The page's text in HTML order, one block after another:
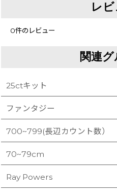
レ
0件のレビュー
関連
25ctキット
ファンタジー
700~799(長辺カウント数）
70~79cm
Ray Powers